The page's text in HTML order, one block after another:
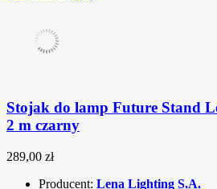
Stojak do lamp Future Stand
2 m czarny
289,00 zł
Producent: Lena Lighting S.A.